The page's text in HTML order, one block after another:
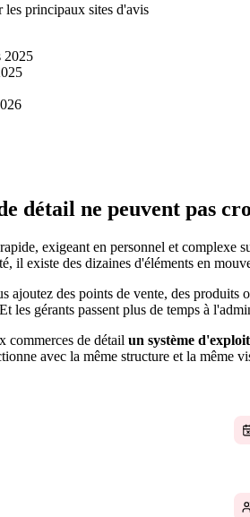
les principaux sites d'avis
détail ne peuvent pas
exigeant en personnel et complexe
il existe des dizaines d'éléments en
ajoutez des points de vente, des
les gérants passent plus de temps à
commerces de détail un système
avec la même structure et la même